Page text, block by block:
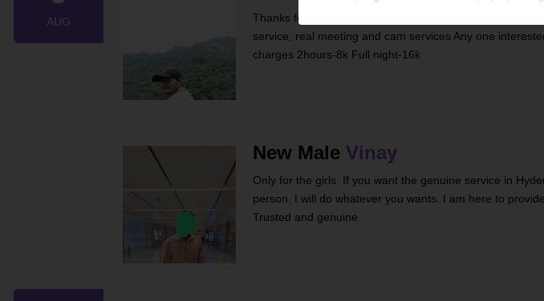
AUG
Thanks for giving me your time to read all this about
service, real meeting and cam services Any one
charges 2hours-8k Full night-16k
New Male Vinay
Only for the girls. If you want the genuine service in
person. I will do whatever you wants. I am here to
Trusted and genuine